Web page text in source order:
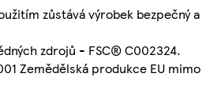
zůstává výrobek bezpečný a
zdrojů - FSC® C002324.
Zemědělská produkce EU mimo